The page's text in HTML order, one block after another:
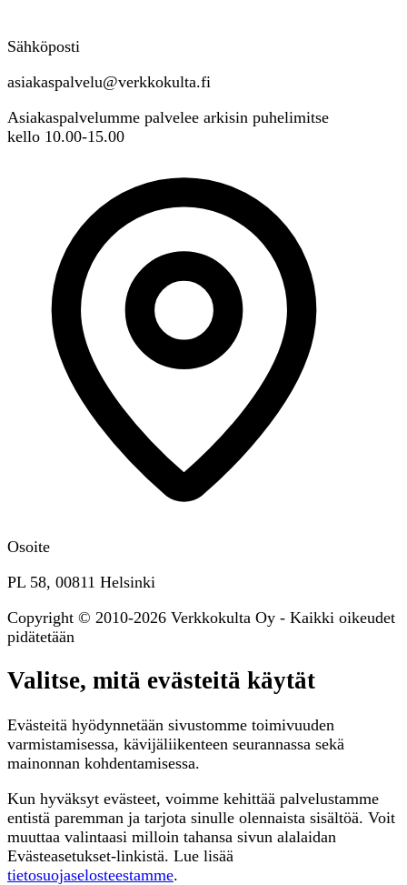
Sähköposti
asiakaspalvelu@verkkokulta.fi
Asiakaspalvelumme palvelee arkisin puhelimitse
kello 10.00-15.00
Osoite
PL 58, 00811 Helsinki
Copyright © 2010-2026 Verkkokulta Oy - Kaikki oikeudet
pidätetään
Valitse, mitä evästeitä käytät
Evästeitä hyödynnetään sivustomme toimivuuden
varmistamisessa, kävijäliikenteen seurannassa sekä
mainonnan kohdentamisessa.
Kun hyväksyt evästeet, voimme kehittää palvelustamme
entistä paremman ja tarjota sinulle olennaista sisältöä. Voit
muuttaa valintaasi milloin tahansa sivun alalaidan
Evästeasetukset-linkistä. Lue lisää
tietosuojaselosteestamme.